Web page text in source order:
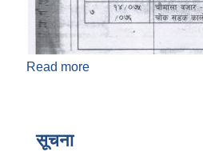
Read more
सूचना